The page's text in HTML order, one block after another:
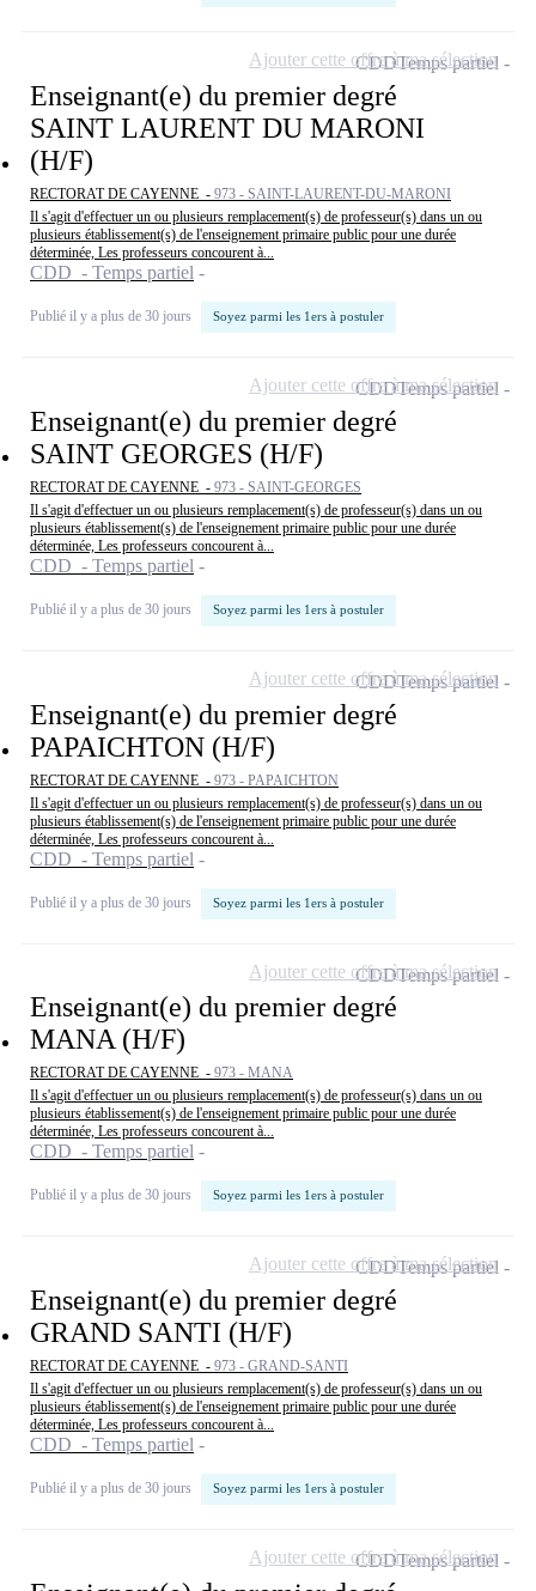
Enseignant(e) du premier degré
SAINT LAURENT DU MARONI
(H/F)
RECTORAT DE CAYENNE - 973 - SAINT-LAURENT-DU-MARONI
Il s'agit d'effectuer un ou plusieurs remplacement(s) de professeur(s) dans un ou
plusieurs établissement(s) de l'enseignement primaire public pour une durée
déterminée, Les professeurs concourent à...
CDD - Temps partiel
Publié il y a plus de 30 jours Soyez parmi les 1ers à postuler
CDDTemps partiel
Ajouter cette offre à ma sélection
Enseignant(e) du premier degré
SAINT GEORGES (H/F)
RECTORAT DE CAYENNE - 973 - SAINT-GEORGES
Il s'agit d'effectuer un ou plusieurs remplacement(s) de professeur(s) dans un ou
plusieurs établissement(s) de l'enseignement primaire public pour une durée
déterminée, Les professeurs concourent à...
CDD - Temps partiel
Publié il y a plus de 30 jours Soyez parmi les 1ers à postuler
CDDTemps partiel
Ajouter cette offre à ma sélection
Enseignant(e) du premier degré
PAPAICHTON (H/F)
RECTORAT DE CAYENNE - 973 - PAPAICHTON
Il s'agit d'effectuer un ou plusieurs remplacement(s) de professeur(s) dans un ou
plusieurs établissement(s) de l'enseignement primaire public pour une durée
déterminée, Les professeurs concourent à...
CDD - Temps partiel
Publié il y a plus de 30 jours Soyez parmi les 1ers à postuler
CDDTemps partiel
Ajouter cette offre à ma sélection
Enseignant(e) du premier degré
MANA (H/F)
RECTORAT DE CAYENNE - 973 - MANA
Il s'agit d'effectuer un ou plusieurs remplacement(s) de professeur(s) dans un ou
plusieurs établissement(s) de l'enseignement primaire public pour une durée
déterminée, Les professeurs concourent à...
CDD - Temps partiel
Publié il y a plus de 30 jours Soyez parmi les 1ers à postuler
CDDTemps partiel
Ajouter cette offre à ma sélection
Enseignant(e) du premier degré
GRAND SANTI (H/F)
RECTORAT DE CAYENNE - 973 - GRAND-SANTI
Il s'agit d'effectuer un ou plusieurs remplacement(s) de professeur(s) dans un ou
plusieurs établissement(s) de l'enseignement primaire public pour une durée
déterminée, Les professeurs concourent à...
CDD - Temps partiel
Publié il y a plus de 30 jours Soyez parmi les 1ers à postuler
CDDTemps partiel
Ajouter cette offre à ma sélection
CDDTemps partiel
Ajouter cette offre à ma sélection